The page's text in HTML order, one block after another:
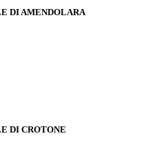
DI AMENDOLARA
DI CROTONE